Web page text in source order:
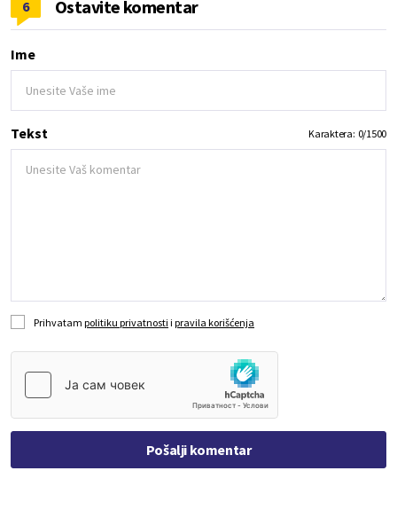
6 Ostavite komentar
Ime
Tekst Karaktera: 0/1500
Prihvatam politiku privatnosti i pravila korišćenja
Pošalji komentar